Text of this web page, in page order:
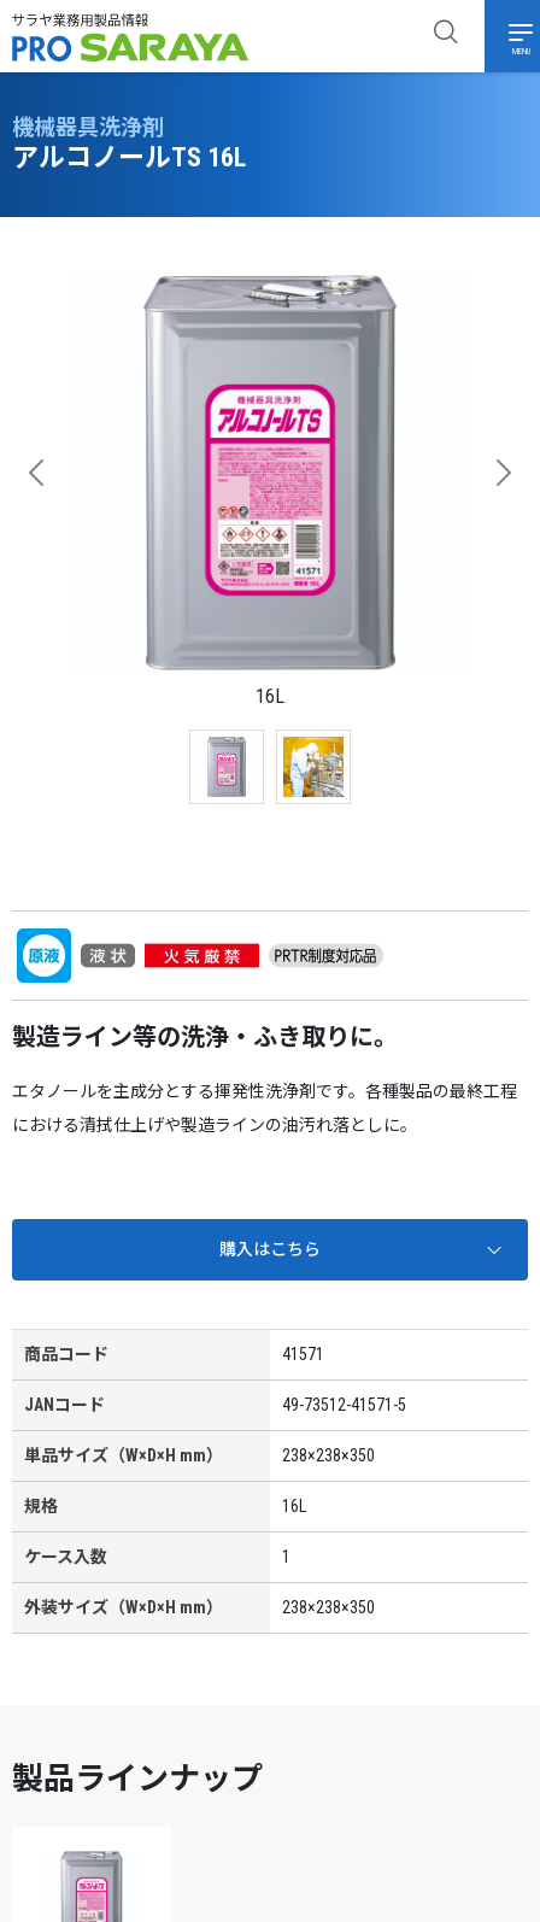
MENU
機械器具洗浄剤
アルコノールTS 16L
Previous Next
16L
製造ライン等の洗浄・ふき取りに。
エタノールを主成分とする揮発性洗浄剤です。各種製品の最終工程
における清拭仕上げや製造ラインの油汚れ落としに。
購入はこちら
商品コード 41571
JANコード 49-73512-41571-5
単品サイズ（W×D×H mm） 238×238×350
規格 16L
ケース入数 1
外装サイズ（W×D×H mm） 238×238×350
製品ラインナップ